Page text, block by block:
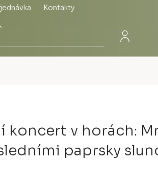
Kontakty
Hledat
Přihlášení
koncert v horách:
paprsky